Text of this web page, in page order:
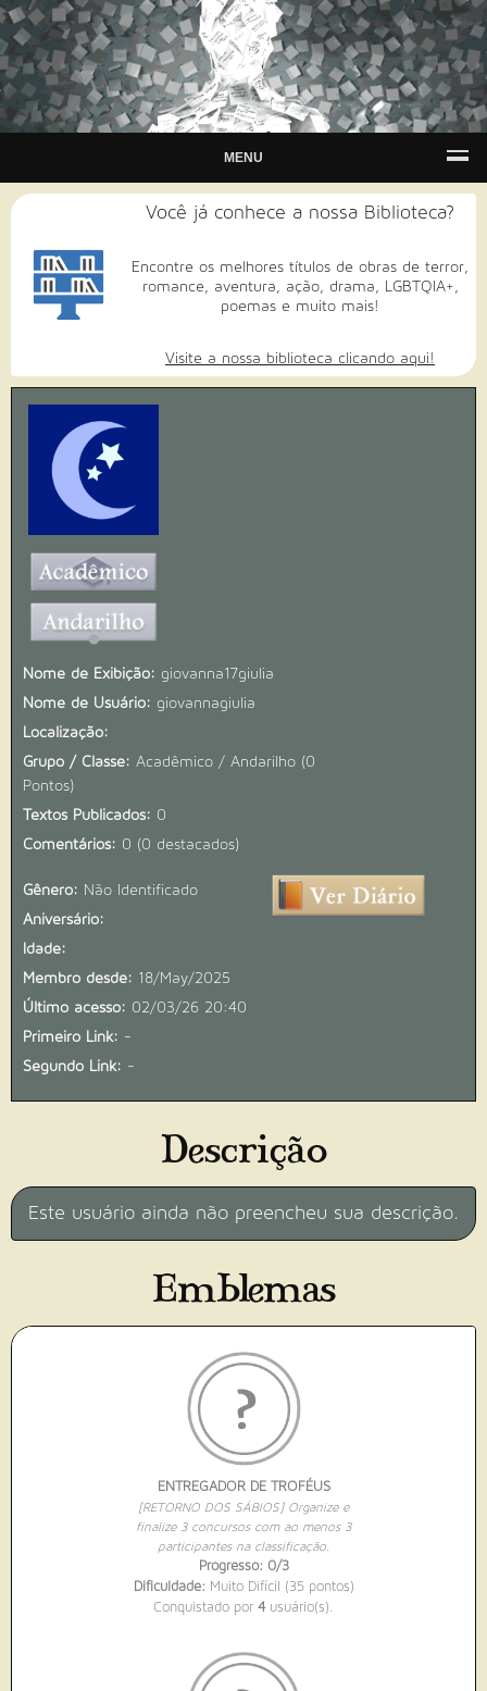
MENU
Você já conhece a nossa Biblioteca?
Encontre os melhores títulos de obras de terror,
romance, aventura, ação, drama, LGBTQIA+,
poemas e muito mais!
Visite a nossa biblioteca clicando aqui!
Nome de Exibição: giovanna17giulia
Nome de Usuário: giovannagiulia
Localização:
Grupo / Classe: Acadêmico / Andarilho (0
Pontos)
Textos Publicados: 0
Comentários: 0 (0 destacados)
Gênero: Não Identificado
Aniversário:
Idade:
Membro desde: 18/May/2025
Último acesso: 02/03/26 20:40
Primeiro Link: -
Segundo Link: -
Descrição
Este usuário ainda não preencheu sua descrição.
Emblemas
ENTREGADOR DE TROFÉUS
[RETORNO DOS SÁBIOS] Organize e
finalize 3 concursos com ao menos 3
participantes na classificação.
Progresso: 0/3
Dificuldade: Muito Difícil (35 pontos)
Conquistado por 4usuário(s).